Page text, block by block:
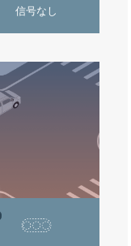
信号なし